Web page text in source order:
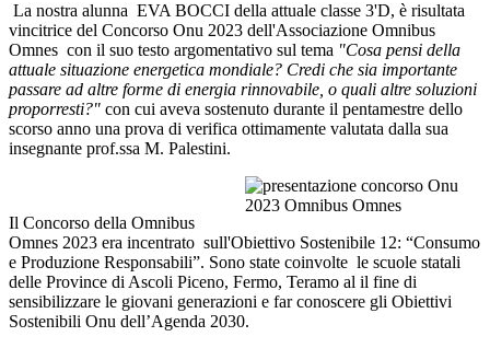
La nostra alunna EVA BOCCI della attuale classe 3'D, è risultata
vincitrice del Concorso Onu 2023 dell'Associazione Omnibus
Omnes con il suo testo argomentativo sul tema "Cosa pensi della
attuale situazione energetica mondiale? Credi che sia importante
passare ad altre forme di energia rinnovabile, o quali altre soluzioni
proporresti?" con cui aveva sostenuto durante il pentamestre dello
scorso anno una prova di verifica ottimamente valutata dalla sua
insegnante prof.ssa M. Palestini.
Il Concorso della Omnibus
Omnes 2023 era incentrato sull'Obiettivo Sostenibile 12: “Consumo
e Produzione Responsabili”. Sono state coinvolte le scuole statali
delle Province di Ascoli Piceno, Fermo, Teramo al il fine di
sensibilizzare le giovani generazioni e far conoscere gli Obiettivi
Sostenibili Onu dell’Agenda 2030.